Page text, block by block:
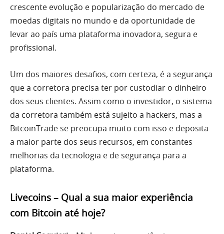
crescente evolução e popularização do mercado de
moedas digitais no mundo e da oportunidade de
levar ao país uma plataforma inovadora, segura e
profissional.
Um dos maiores desafios, com certeza, é a segurança
que a corretora precisa ter por custodiar o dinheiro
dos seus clientes. Assim como o investidor, o sistema
da corretora também está sujeito a hackers, mas a
BitcoinTrade se preocupa muito com isso e deposita
a maior parte dos seus recursos, em constantes
melhorias da tecnologia e de segurança para a
plataforma.
Livecoins – Qual a sua maior experiência
com Bitcoin até hoje?